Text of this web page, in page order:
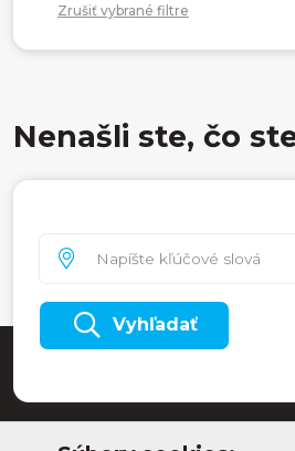
Zrušiť vybrané filtre
Nenašli ste, čo
Vyhľadať